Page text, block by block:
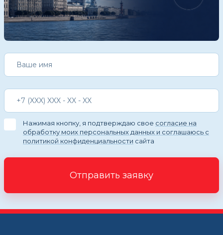
Нажимая кнопку, я подтверждаю свое согласие на
обработку моих персональных данных и соглашаюсь с
политикой конфиденциальности сайта
Отправить заявку